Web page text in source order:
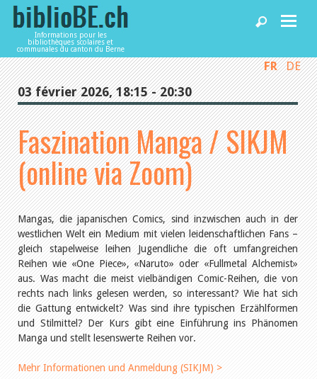
Informations pour les
bibliothèques scolaires et
communales du canton du Berne
Accueil
Articles
Bibliothèques
Agenda
Services
Utiliser biblioBE.ch
FR DE
03 février 2026, 18:15 - 20:30
Faszination Manga / SIKJM
(online via Zoom)
Mangas, die japanischen Comics, sind inzwischen auch in der
westlichen Welt ein Medium mit vielen leidenschaftlichen Fans –
gleich stapelweise leihen Jugendliche die oft umfangreichen
Reihen wie «One Piece», «Naruto» oder «Fullmetal Alchemist»
aus. Was macht die meist vielbändigen Comic-Reihen, die von
rechts nach links gelesen werden, so interessant? Wie hat sich
die Gattung entwickelt? Was sind ihre typischen Erzählformen
und Stilmittel? Der Kurs gibt eine Einführung ins Phänomen
Manga und stellt lesenswerte Reihen vor.
Mehr Informationen und Anmeldung (SIKJM) >